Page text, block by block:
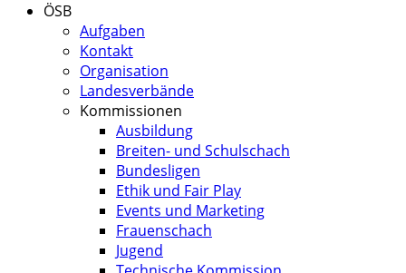
ÖSB
Aufgaben
Kontakt
Organisation
Landesverbände
Kommissionen
Ausbildung
Breiten- und Schulschach
Bundesligen
Ethik und Fair Play
Events und Marketing
Frauenschach
Jugend